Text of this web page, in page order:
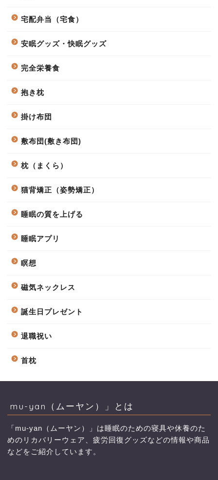
宅配弁当（宅食）
安眠グッズ・快眠グッズ
完全栄養食
抱き枕
掛け布団
敷布団(敷き布団)
枕（まくら）
猫背矯正（姿勢矯正）
睡眠の質を上げる
睡眠アプリ
瞑想
磁気ネックレス
誕生日プレゼント
退職祝い
首枕
mu-yan（ムーヤン）」とは
「mu-yan（ムーヤン）」は睡眠のための寝具や休養のた
めのリカバリーウェア、疲労回復グッズなどの情報や商品
などをご紹介しています。